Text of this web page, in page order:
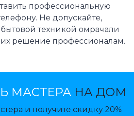
профессиональную
Не допускайте,
техникой омрачали
их решение профессионалам.
МАСТЕРА НА ДОМ
и получите скидку 20%